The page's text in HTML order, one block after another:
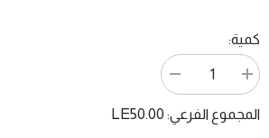
كمية:
تقليل
الكمية
مسرحية
زيادة
الكمية
مسرحية
المجموع الفرعي:LE50.00